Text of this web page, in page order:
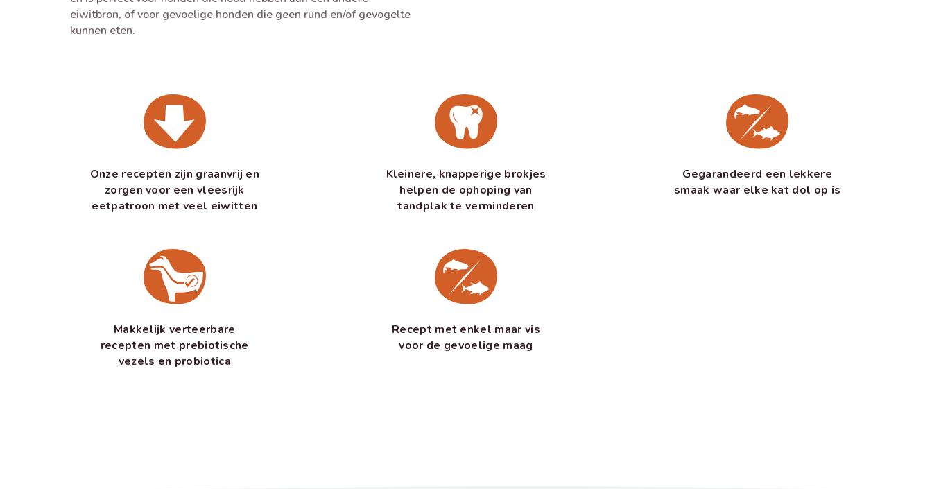
eiwitbron, of voor gevoelige honden die geen rund en/of gevogelte
kunnen eten.
Onze recepten zijn graanvrij en
zorgen voor een vleesrijk
eetpatroon met veel eiwitten
Kleinere, knapperige brokjes
helpen de ophoping van
tandplak te verminderen
Gegarandeerd een lekkere
smaak waar elke kat dol op is
Makkelijk verteerbare
recepten met prebiotische
vezels en probiotica
Recept met enkel maar vis
voor de gevoelige maag